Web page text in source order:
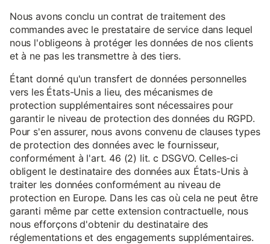
Nous avons conclu un contrat de traitement des
commandes avec le prestataire de service dans lequel
nous l'obligeons à protéger les données de nos clients
et à ne pas les transmettre à des tiers.
Étant donné qu'un transfert de données personnelles
vers les États-Unis a lieu, des mécanismes de
protection supplémentaires sont nécessaires pour
garantir le niveau de protection des données du RGPD.
Pour s'en assurer, nous avons convenu de clauses types
de protection des données avec le fournisseur,
conformément à l'art. 46 (2) lit. c DSGVO. Celles-ci
obligent le destinataire des données aux États-Unis à
traiter les données conformément au niveau de
protection en Europe. Dans les cas où cela ne peut être
garanti même par cette extension contractuelle, nous
nous efforçons d'obtenir du destinataire des
réglementations et des engagements supplémentaires.